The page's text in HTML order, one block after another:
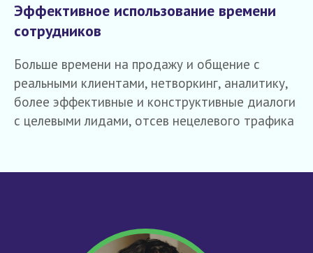
Эффективное использование времени
сотрудников
Больше времени на продажу и общение с
реальными клиентами, нетворкинг, аналитику,
более эффективные и конструктивные диалоги
с целевыми лидами, отсев нецелевого трафика
УСЛУГИ ИНТЕГРАЦИИ
CHATGPTДЛЯ БИЗНЕСА